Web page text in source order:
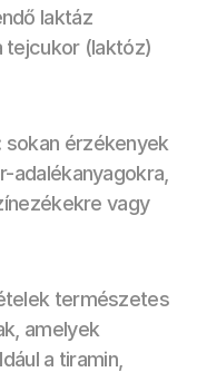
laktáz
tejcukor (laktóz)
sokan érzékenyek
adalékanyagokra,
vagy
természetes
amelyek
a tiramin,